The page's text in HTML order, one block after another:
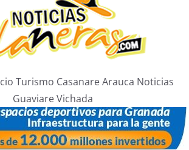
Turismo Casanare Arauca Noticias
Guaviare Vichada